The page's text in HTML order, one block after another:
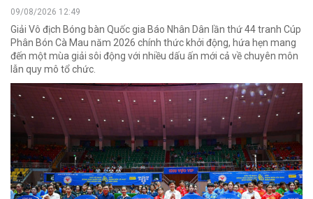
09/08/2026 12:49
Giải Vô địch Bóng bàn Quốc gia Báo Nhân Dân lần thứ 44 tranh Cúp
Phân Bón Cà Mau năm 2026 chính thức khởi động, hứa hẹn mang
đến một mùa giải sôi động với nhiều dấu ấn mới cả về chuyên môn
lẫn quy mô tổ chức.